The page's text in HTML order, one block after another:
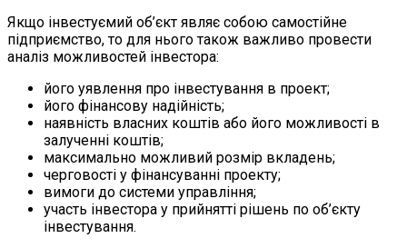
Якщо інвестуємий об’єкт являє собою самостійне
підприємство, то для нього також важливо провести
аналіз можливостей інвестора:
його уявлення про інвестування в проект;
його фінансову надійність;
наявність власних коштів або його можливості в
залученні коштів;
максимально можливий розмір вкладень;
черговості у фінансуванні проекту;
вимоги до системи управління;
участь інвестора у прийнятті рішень по об’єкту
інвестування.